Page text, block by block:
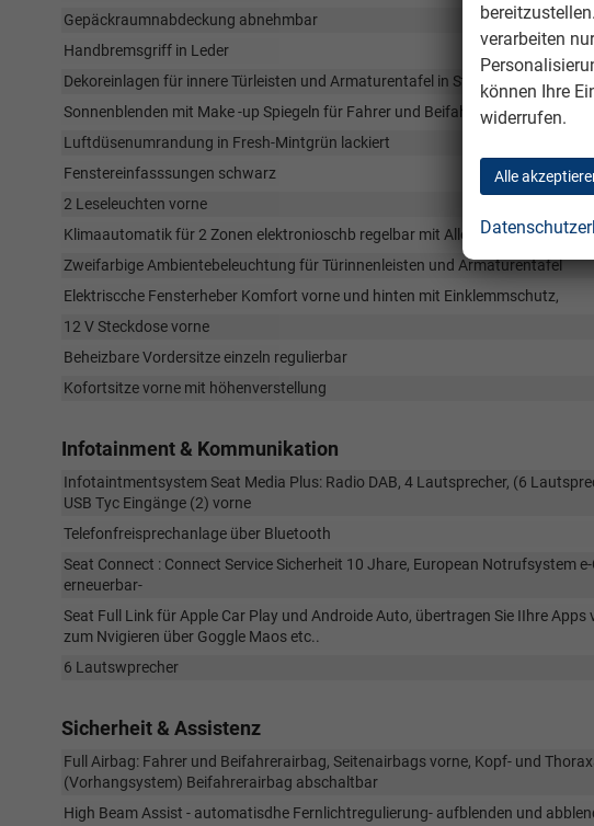
Gepäckraumnabdeckung abnehmbar
Handbremsgriff in Leder
Dekoreinlagen für innere Türleisten und Armaturentafel in Stone Blue Haptic
Sonnenblenden mit Make -up Spiegeln für Fahrer und Beifahrer
Luftdüsenumrandung in Fresh-Mintgrün lackiert
Fenstereinfasssungen schwarz
2 Leseleuchten vorne
Klimaautomatik für 2 Zonen elektronioschb regelbar mit Allergenfilter
Zweifarbige Ambientebeleuchtung für Türinnenleisten und Armaturentafel
Elektriscche Fensterheber Komfort vorne und hinten mit Einklemmschutz,
12 V Steckdose vorne
Beheizbare Vordersitze einzeln regulierbar
Kofortsitze vorne mit höhenverstellung
Infotainment & Kommunikation
Infotaintmentsystem Seat Media Plus: Radio DAB, 4 Lautsprecher, (6
USB Tyc Eingänge (2) vorne
Telefonfreisprechanlage über Bluetooth
Seat Connect : Connect Service Sicherheit 10 Jhare, European Notrufsystem
erneuerbar-
Seat Full Link für Apple Car Play und Androide Auto, übertragen Sie IIhre
zum Nvigieren über Goggle Maos etc..
6 Lautswprecher
Sicherheit & Assistenz
Full Airbag: Fahrer und Beifahrerairbag, Seitenairbags vorne, Kopf- und
(Vorhangsystem) Beifahrerairbag abschaltbar
High Beam Assist - automatisdhe Fernlichtregulierung- aufblenden und
verarbeiten
können Ihre
widerrufen.
Alle